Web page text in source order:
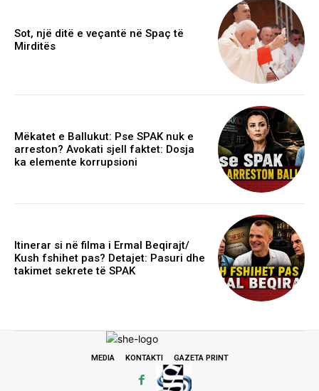
Sot, një ditë e veçantë në Spaç të
Mirditës
Mëkatet e Ballukut: Pse SPAK nuk e
arreston? Avokati sjell faktet: Dosja
ka elemente korrupsioni
Itinerar si në filma i Ermal Beqirajt/
Kush fshihet pas? Detajet: Pasuri dhe
takimet sekrete të SPAK
MEDIA KONTAKTI GAZETA PRINT